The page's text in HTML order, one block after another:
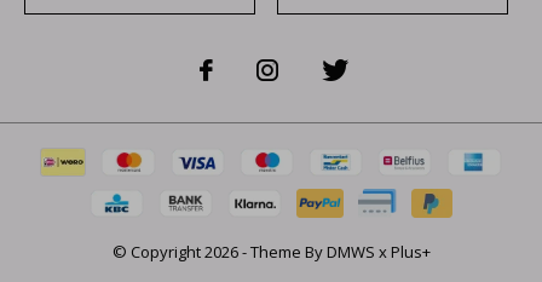
© Copyright2026- Theme ByDMWS xPlus+